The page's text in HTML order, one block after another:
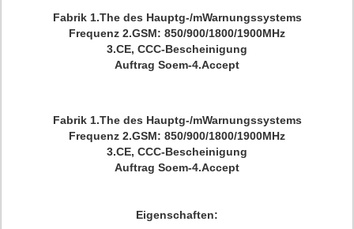
Fabrik 1.The des Hauptg-/mWarnungssystems
Frequenz 2.GSM: 850/900/1800/1900MHz
3.CE, CCC-Bescheinigung
Auftrag Soem-4.Accept
Fabrik 1.The des Hauptg-/mWarnungssystems
Frequenz 2.GSM: 850/900/1800/1900MHz
3.CE, CCC-Bescheinigung
Auftrag Soem-4.Accept
Eigenschaften: